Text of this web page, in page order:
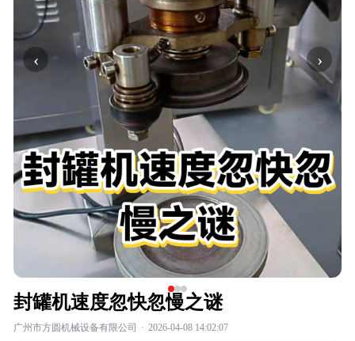
‹ ›
封罐机速度忽快忽慢之谜
广州市方圆机械设备有限公司 · 2026-04-08 14:02:07